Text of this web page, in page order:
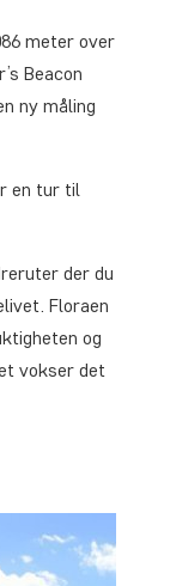
meter over
Beacon
ny måling
en tur til
der du
Floraen
og
vokser det